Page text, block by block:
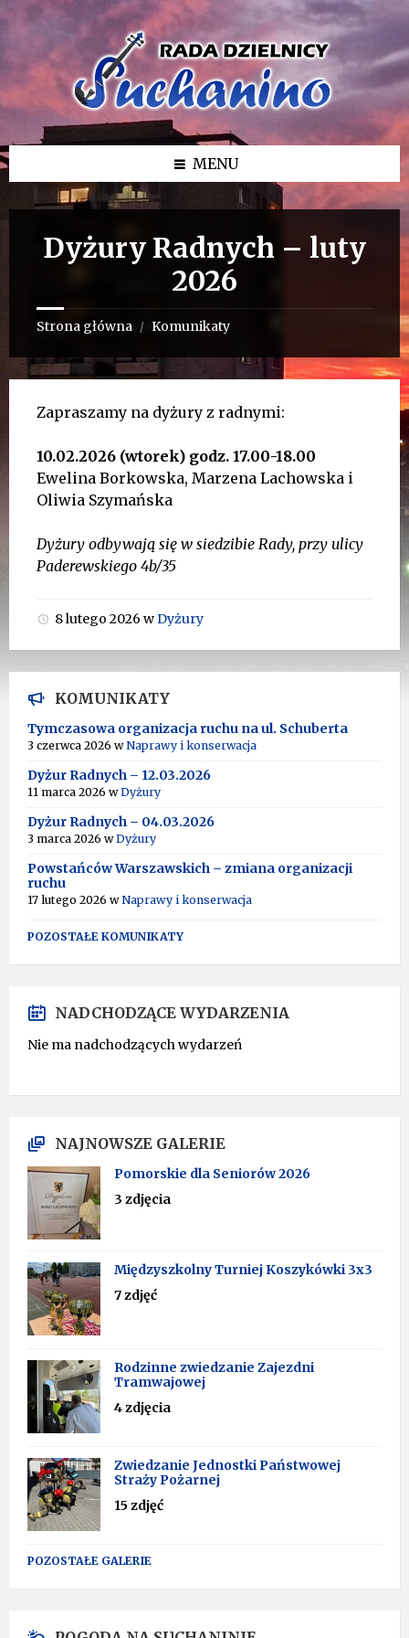
Przejdź
Przejdź
bocznego
Przejdź
MENU
Dyżury Radnych – luty
2026
Strona główna / Komunikaty
Zapraszamy na dyżury z radnymi:
10.02.2026 (wtorek) godz. 17.00-18.00
Ewelina Borkowska, Marzena Lachowska i
Oliwia Szymańska
Dyżury odbywają się w siedzibie Rady, przy ulicy
Paderewskiego 4b/35
8 lutego 2026 wDyżury
KOMUNIKATY
Tymczasowa organizacja ruchu na ul. Schuberta
3 czerwca 2026 wNaprawy i konserwacja
Dyżur Radnych – 12.03.2026
11 marca 2026 wDyżury
Dyżur Radnych – 04.03.2026
3 marca 2026 wDyżury
Powstańców Warszawskich – zmiana organizacji
ruchu
17 lutego 2026 wNaprawy i konserwacja
POZOSTAŁE KOMUNIKATY
NADCHODZĄCE WYDARZENIA
Nie ma nadchodzących wydarzeń
NAJNOWSZE GALERIE
Pomorskie dla Seniorów 2026
3 zdjęcia
Międzyszkolny Turniej Koszykówki 3x3
7 zdjęć
Rodzinne zwiedzanie Zajezdni
Tramwajowej
4 zdjęcia
Zwiedzanie Jednostki Państwowej
Straży Pożarnej
15 zdjęć
POZOSTAŁE GALERIE